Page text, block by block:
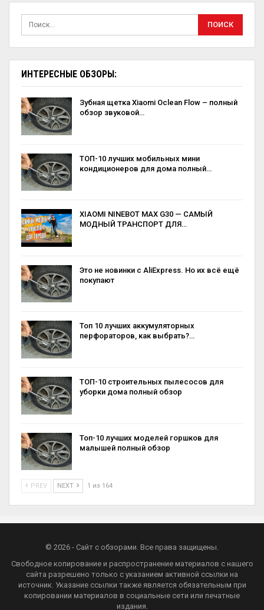
ИНТЕРЕСНЫЕ ОБЗОРЫ:
Зубная щетка Xiaomi Oclean Flow – полный
обзор звуковой…
ТОП-10 лучших мобильных мини
кондиционеров для дома полный…
XIAOMI NINEBOT MAX G30 — САМЫЙ
МОДНЫЙ ТРАНСПОРТ ДЛЯ…
Это не новинки с AliExpress. Но их всё ещё
покупают
Топ 10 лучших аккумуляторных
перфораторов, как выбрать?…
ТОП-10 строительных пылесосов для
уборки дома полный обзор
Топ-10 лучших моделей горшков для
малышей полный обзор
PREV NEXT 1 из 164
© 2026 - Сайт с обзорами. Все права защищены.
Свободное копирование и распространение материалов с нашего
сайта разрешено только с указанием активной ссылки на
источник. Указание ссылки также является обязательным при
копировании материалов в социальные сети или печатные
издания.